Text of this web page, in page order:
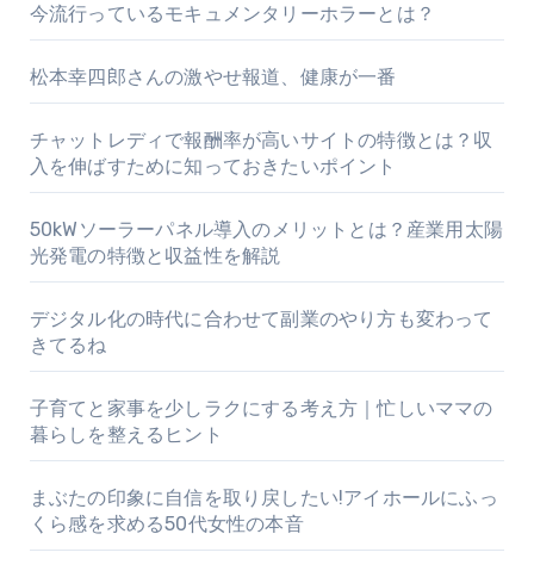
今流行っているモキュメンタリーホラーとは？
松本幸四郎さんの激やせ報道、健康が一番
チャットレディで報酬率が高いサイトの特徴とは？収
入を伸ばすために知っておきたいポイント
50kWソーラーパネル導入のメリットとは？産業用太陽
光発電の特徴と収益性を解説
デジタル化の時代に合わせて副業のやり方も変わって
きてるね
子育てと家事を少しラクにする考え方｜忙しいママの
暮らしを整えるヒント
まぶたの印象に自信を取り戻したい!アイホールにふっ
くら感を求める50代女性の本音